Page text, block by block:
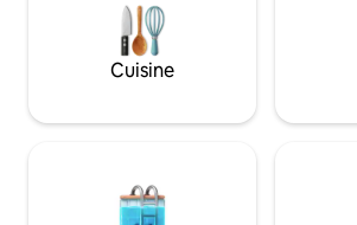
confort, vous permettant de vous
détendre et de vous sentir à l'aise. Idéale
pour les couples ou les voyageurs en
solo qui cherchent à se reposer, à se
des montagnes dans un espace privé et
Cuisine